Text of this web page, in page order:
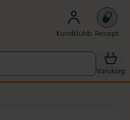
Kundklubb Recept
Varukorg